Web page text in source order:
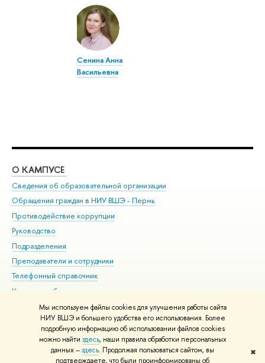
Мы используем файлы cookies для улучшения работы сайта
НИУ ВШЭ и большего удобства его использования. Более
подробную информацию об использовании файлов cookies
можно найти здесь, наши правила обработки персональных
данных –здесь. Продолжая пользоваться сайтом, вы
подтверждаете, что были проинформированы об
✖
Сенина Анна
Васильевна
О КАМПУСЕ
Сведения об образовательной организации
Обращения граждан в НИУ ВШЭ - Пермь
Противодействие коррупции
Руководство
Подразделения
Преподаватели и сотрудники
Телефонный справочник
Корпуса и общежития
ВШЭ для студентов с ограниченными возможностями
здоровья и инвалидностью
Единая платежная страница